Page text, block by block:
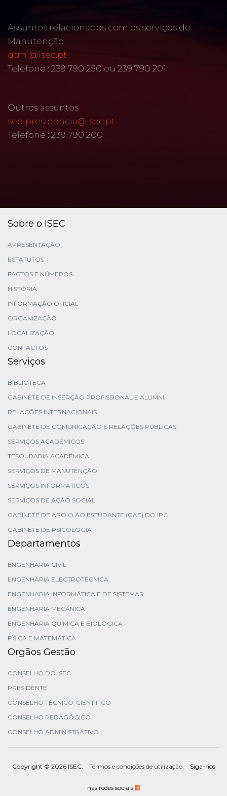
Assuntos relacionados com os serviços de
Manutenção
gtmi@isec.pt
Telefone : 239 790 250 ou 239 790 201
Outros assuntos
sec-presidencia@isec.pt
Telefone : 239 790 200
Sobre o ISEC
APRESENTAÇÃO
ESTATUTOS
FACTOS E NÚMEROS
HISTÓRIA
INFORMAÇÃO OFICIAL
ORGANIZAÇÃO
LOCALIZAÇÃO
CONTACTOS
Serviços
BIBLIOTECA
GABINETE DE INSERÇÃO PROFISSIONAL E ALUMNI
RELAÇÕES INTERNACIONAIS
GABINETE DE COMUNICAÇÃO E RELAÇÕES PÚBLICAS
SERVIÇOS ACADÉMICOS
TESOURARIA ACADÉMICA
SERVIÇOS DE MANUTENÇÃO
SERVIÇOS INFORMÁTICOS
SERVIÇOS DE AÇÃO SOCIAL
GABINETE DE APOIO AO ESTUDANTE (GAE) DO IPC
GABINETE DE PSICOLOGIA
Departamentos
ENGENHARIA CIVIL
ENGENHARIA ELECTROTÉCNICA
ENGENHARIA INFORMÁTICA E DE SISTEMAS
ENGENHARIA MECÂNICA
ENGENHARIA QUÍMICA E BIOLÓGICA
FÍSICA E MATEMÁTICA
Orgãos Gestão
CONSELHO DO ISEC
PRESIDENTE
CONSELHO TÉCNICO-CIENTÍFICO
CONSELHO PEDAGÓGICO
CONSELHO ADMINISTRATIVO
Copyright © 2026 ISEC. Termos e condições de utilização. Siga-nos
nas redes sociais